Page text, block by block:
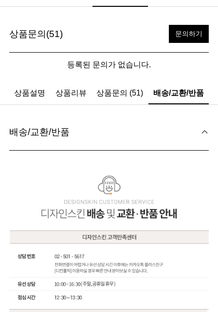
상품문의(51) 문의하기
등록된 문의가 없습니다.
상품설명 상품리뷰 상품문의 (51) 배송/교환/반품
배송/교환/반품